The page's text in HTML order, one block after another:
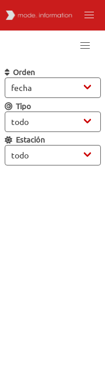
Orden
Tipo
Estación